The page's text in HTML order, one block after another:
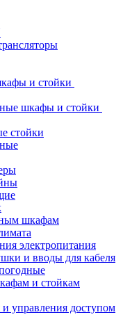
и стойки
шкафы и стойки
стойки
шкафам
электропитания
и вводы для кабеля
и стойкам
управления доступом